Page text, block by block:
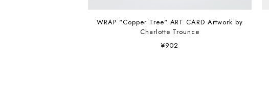
WRAP "Copper Tree" ART CARD Artwork by
Charlotte Trounce
¥902